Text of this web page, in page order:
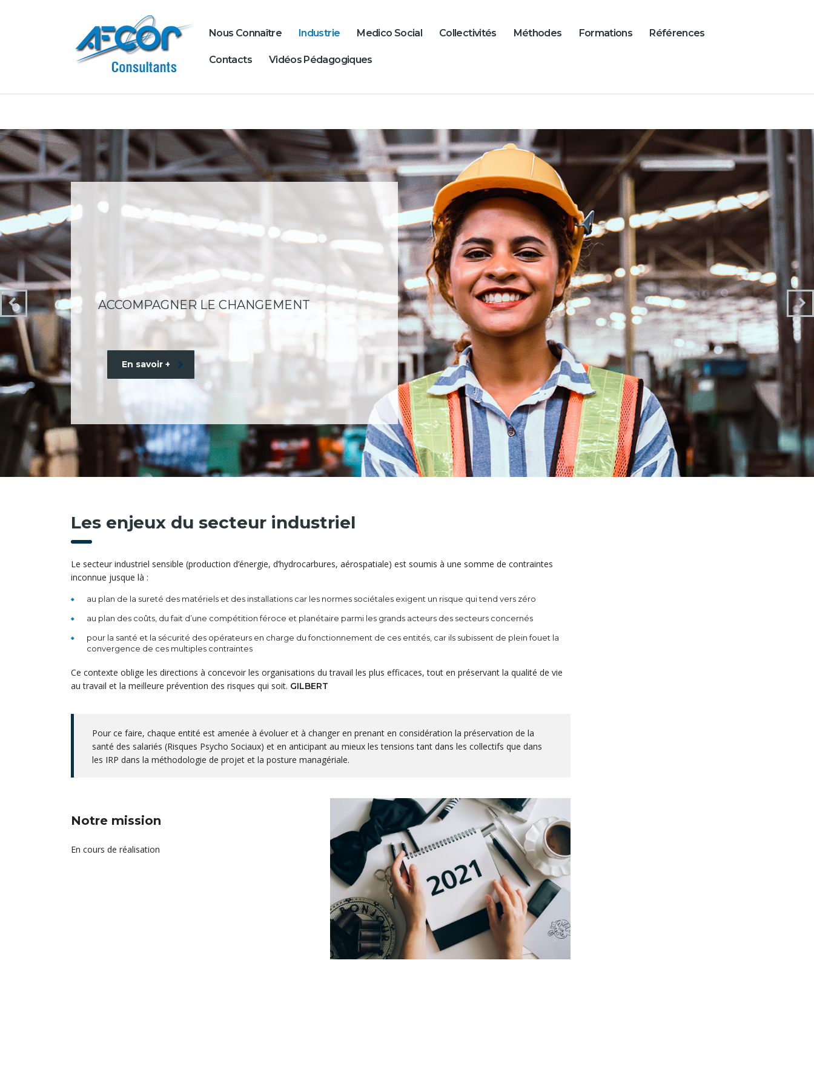
Nous Connaître Industrie Medico Social Collectivités Méthodes Formations Références
Contacts Vidéos Pédagogiques
ACCOMPAGNER LE CHANGEMENT
En savoir +
Les enjeux du secteur industriel
Le secteur industriel sensible (production d’énergie, d’hydrocarbures, aérospatiale) est soumis à une somme de contraintes
inconnue jusque là :
au plan de la sureté des matériels et des installations car les normes sociétales exigent un risque qui tend vers zéro
au plan des coûts, du fait d’une compétition féroce et planétaire parmi les grands acteurs des secteurs concernés
pour la santé et la sécurité des opérateurs en charge du fonctionnement de ces entités, car ils subissent de plein fouet la
convergence de ces multiples contraintes
Ce contexte oblige les directions à concevoir les organisations du travail les plus efficaces, tout en préservant la qualité de vie
au travail et la meilleure prévention des risques qui soit. GILBERT
Pour ce faire, chaque entité est amenée à évoluer et à changer en prenant en considération la préservation de la
santé des salariés (Risques Psycho Sociaux) et en anticipant au mieux les tensions tant dans les collectifs que dans
les IRP dans la méthodologie de projet et la posture managériale.
Notre mission
En cours de réalisation